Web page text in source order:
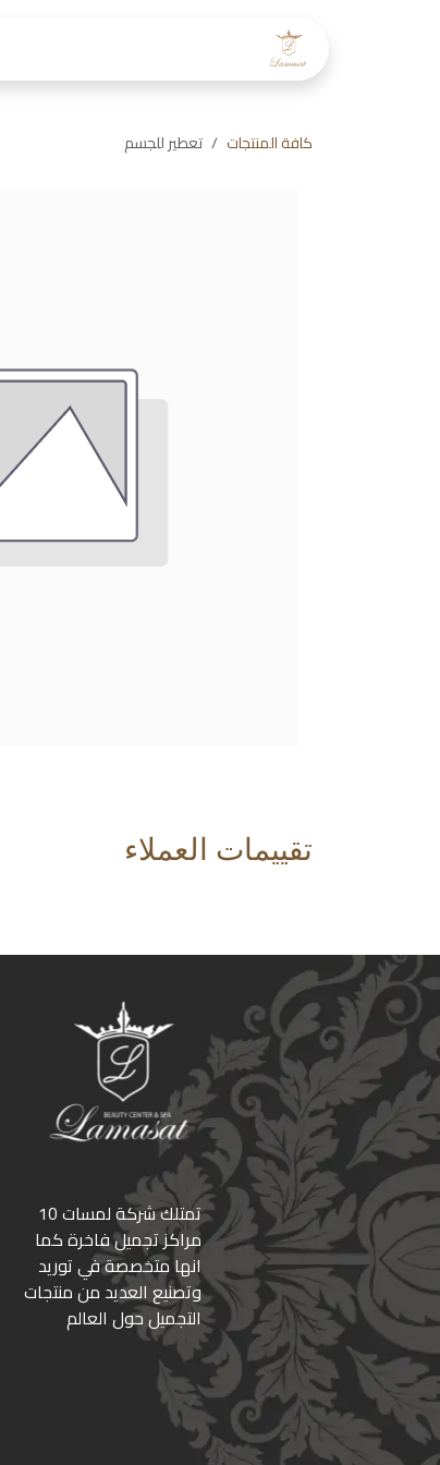
كافة المنتجات تعطير للجسم
تقييمات العملاء
ﺗﻤﺘﻠﻚ ﺷﺮﻛﺔ ﻟﻤﺴﺎت 10
ﻣﺮاﻛﺰ ﺗﺠﻤﻴﻞ ﻓﺎﺧﺮة كما
انها ﻣﺘﺨﺼﺼﺔ ﻓﻲ ﺗﻮرﻳﺪ
وﺗﺼﻨﻴﻊ اﻟﻌﺪﻳﺪ ﻣﻦ ﻣﻨﺘﺠﺎت
اﻟﺘﺠﻤﻴﻞ ﺣﻮل اﻟﻌﺎﻟﻢ